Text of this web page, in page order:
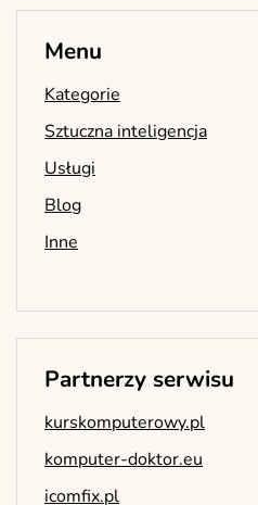
Menu
Kategorie
Sztuczna inteligencja
Usługi
Blog
Inne
Partnerzy serwisu
kurskomputerowy.pl
komputer-doktor.eu
icomfix.pl